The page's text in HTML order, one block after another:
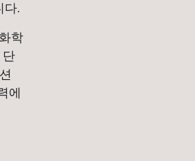
다.
학
단
에